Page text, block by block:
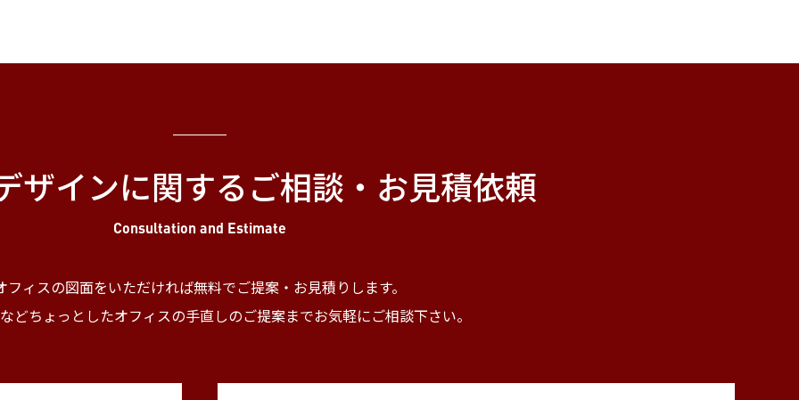
ザインに関するご相談・お見積依頼
Consultation and Estimate
フィスの図面をいただければ無料でご提案・ お見積りします。
どちょっとしたオフィスの手直しのご提案までお気軽にご相談下さい。